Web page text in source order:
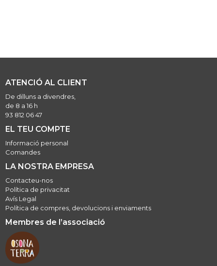
ATENCIÓ AL CLIENT
De dilluns a divendres,
de 8 a 16 h
93 812 06 47
EL TEU COMPTE
Informació personal
Comandes
LA NOSTRA EMPRESA
Contacteu-nos
Política de privacitat
Avís Legal
Política de compres, devolucions i enviaments
Membres de l’associació